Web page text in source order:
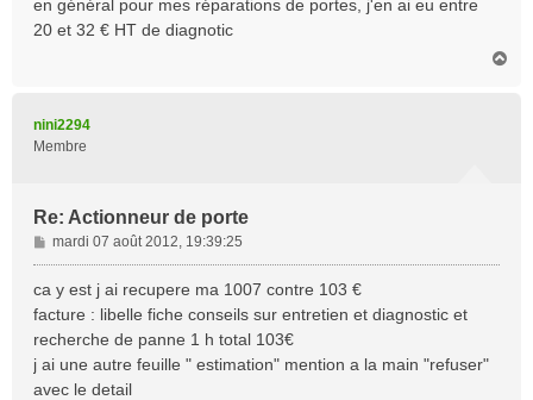
en général pour mes réparations de portes, j'en ai eu entre
20 et 32 € HT de diagnotic
nini2294
Membre
Re: Actionneur de porte
M
e
s
g
e
mardi 07 août 2012, 19:39:25
ca y est j ai recupere ma 1007 contre 103 €
facture : libelle fiche conseils sur entretien et diagnostic et
recherche de panne 1 h total 103€
j ai une autre feuille " estimation" mention a la main "refuser"
avec le detail